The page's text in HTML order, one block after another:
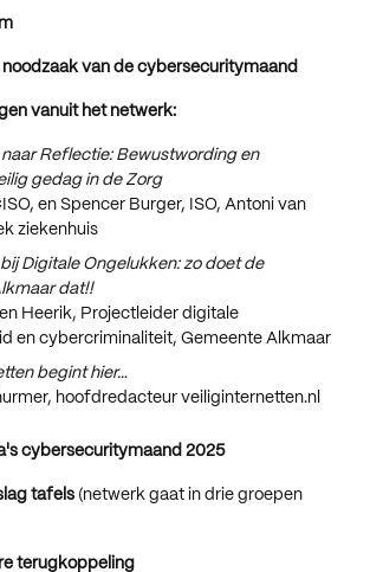
noodzaak van de cybersecuritymaand
vanuit het netwerk:
naar Reflectie: Bewustwording en
gedag in de Zorg
en Spencer Burger, ISO, Antoni van
ziekenhuis
Digitale Ongelukken: zo doet de
dat!!
Heerik, Projectleider digitale
en cybercriminaliteit, Gemeente Alkmaar
begint hier…
hoofdredacteur veiliginternetten.nl
cybersecuritymaand 2025
tafels (netwerk gaat in drie groepen
terugkoppeling